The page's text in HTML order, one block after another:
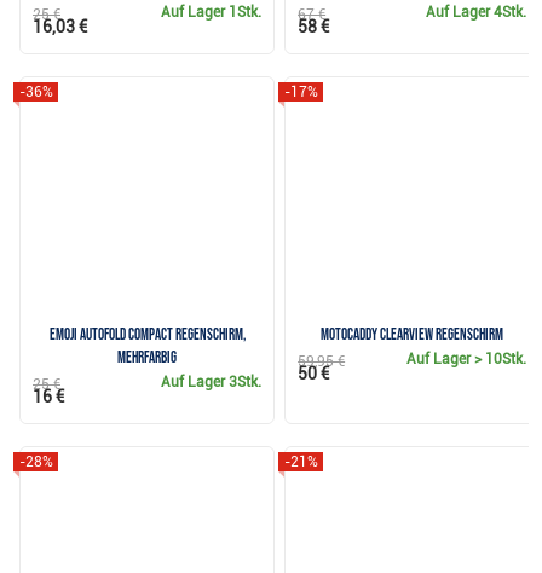
Auf Lager 1Stk.
25 €
16,03 €
Auf Lager4Stk.
67 €
58 €
Emoji AutoFold Compact Regenschirm,
mehrfarbig
-36%
Auf Lager3Stk.
25 €
16 €
Motocaddy Clearview Regenschirm
-17%
Auf Lager> 10Stk.
59,95 €
50 €
-28% -21%